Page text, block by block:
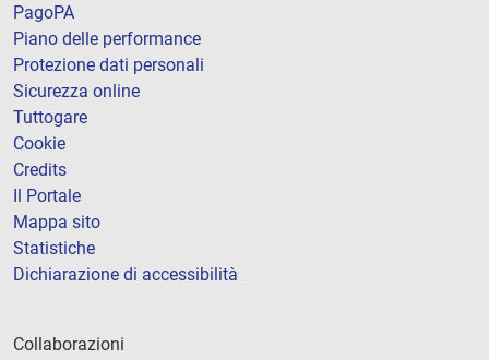
PagoPA
Piano delle performance
Protezione dati personali
Sicurezza online
Tuttogare
Cookie
Credits
Il Portale
Mappa sito
Statistiche
Dichiarazione di accessibilità
Collaborazioni